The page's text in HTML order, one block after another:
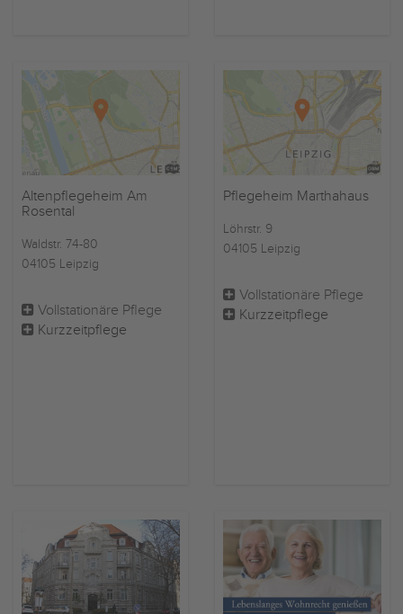
Altenpflegeheim Am
Rosental
Waldstr. 74-80
04105 Leipzig
Vollstationäre Pflege
Kurzzeitpflege
Pflegeheim Marthahaus
Löhrstr. 9
04105 Leipzig
Vollstationäre Pflege
Kurzzeitpflege